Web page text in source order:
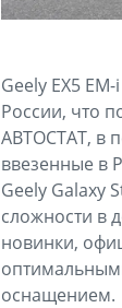
Geely EX5
России, что
АВТОСТАТ, в
ввезенные в
Geely Galaxy
сложности в
новинки,
оснащением.